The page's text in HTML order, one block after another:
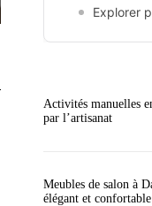
Explorer
Activités manuelles
par l’artisanat
Meubles de salon à
élégant et